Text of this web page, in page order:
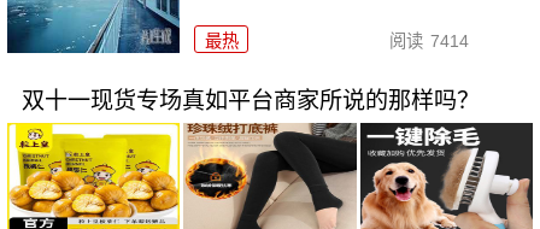
最热 阅读 7414
双十一现货专场真如平台商家所说的那样吗？